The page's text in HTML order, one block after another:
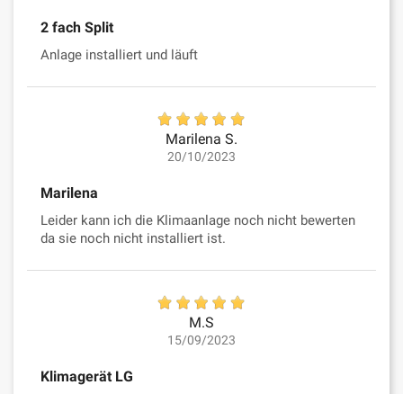
2 fach Split
Anlage installiert und läuft
Marilena S.
20/10/2023
Marilena
Leider kann ich die Klimaanlage noch nicht bewerten
da sie noch nicht installiert ist.
M.S
15/09/2023
Klimagerät LG